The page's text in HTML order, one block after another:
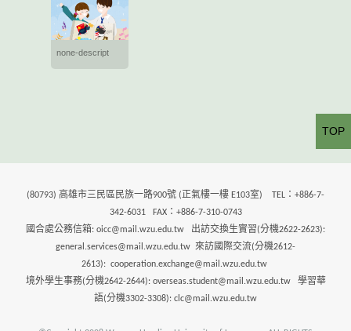
none-descript
(80793) 高雄市三民區民族一路900號 (正氣樓一樓 E103室) TEL：+886-7-
342-6031 FAX：+886-7-310-0743
國合處公務信箱: oicc@mail.wzu.edu.tw 出訪交換生實習(分機2622-2623):
general.services@mail.wzu.edu.tw 來訪國際交流(分機2612-
2613): cooperation.exchange@mail.wzu.edu.tw
境外學生事務(分機2642-2644): overseas.student@mail.wzu.edu.tw 學習華
語(分機3302-3308): clc@mail.wzu.edu.tw
TOP